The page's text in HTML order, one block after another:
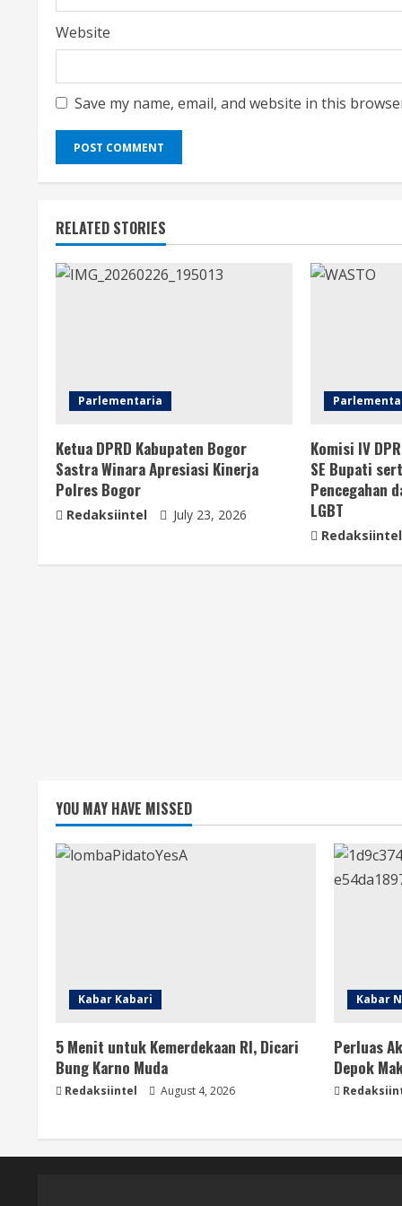
Website
Save my name, email, and website in this
RELATED STORIES
Parlementaria
Ketua DPRD Kabupaten Bogor
Sastra Winara Apresiasi Kinerja
Polres Bogor
Redaksiintel July 23, 2026
Komisi IV
SE Bupati
Pencegahan
LGBT
Redaksiintel
YOU MAY HAVE MISSED
Kabar Kabari
5 Menit untuk Kemerdekaan RI, Dicari
Bung Karno Muda
Redaksiintel August 4, 2026
Kabar
Perluas
Depok